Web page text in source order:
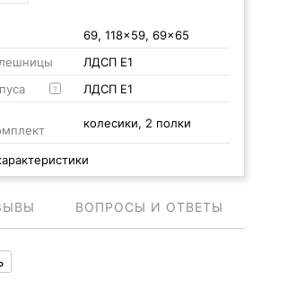
69, 118x59, 69x65
ЛДСП Е1
?
ЛДСП Е1
колесики, 2 полки
ВОПРОСЫ И ОТВЕТЫ